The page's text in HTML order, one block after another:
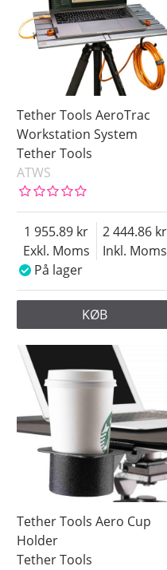
Tether Tools AeroTrac
Workstation System
Tether Tools
ATWS
Exkl. Moms
1 955.89
Inkl. Moms
2 444.86
På lager
KØB
Tether Tools Aero Cup
Holder
Tether Tools